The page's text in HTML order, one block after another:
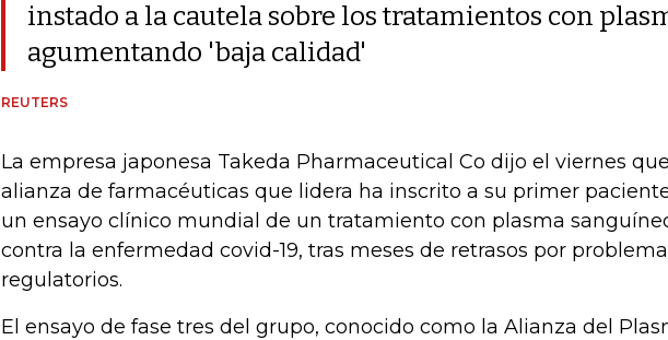
instado a la cautela sobre los tratamientos con
agumentando 'baja calidad'
REUTERS
La empresa japonesa Takeda Pharmaceutical Co dijo el viernes
alianza de farmacéuticas que lidera ha inscrito a su primer
un ensayo clínico mundial de un tratamiento con plasma
contra la enfermedad covid-19, tras meses de retrasos por
regulatorios.
El ensayo de fase tres del grupo, conocido como la Alianza del